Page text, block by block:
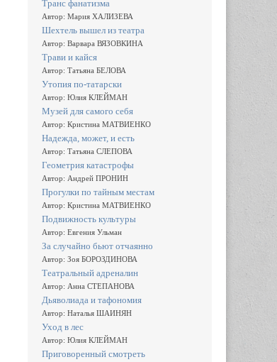
Транс фанатизма
Автор: Мария ХАЛИЗЕВА
Шехтель вышел из театра
Автор: Варвара ВЯЗОВКИНА
Трави и кайся
Автор: Татьяна БЕЛОВА
Утопия по-татарски
Автор: Юлия КЛЕЙМАН
Музей для самого себя
Автор: Кристина МАТВИЕНКО
Надежда, может, и есть
Автор: Татьяна СЛЕПОВА
Геометрия катастрофы
Автор: Андрей ПРОНИН
Прогулки по тайным местам
Автор: Кристина МАТВИЕНКО
Подвижность культуры
Автор: Евгения Ульман
За случайно бьют отчаянно
Автор: Зоя БОРОЗДИНОВА
Театральный адреналин
Автор: Анна СТЕПАНОВА
Дьяволиада и тафономия
Автор: Наталья ШАИНЯН
Уход в лес
Автор: Юлия КЛЕЙМАН
Приговоренный смотреть